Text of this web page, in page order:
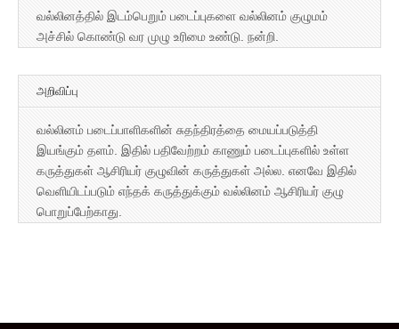
வல்லினத்தில் இடம்பெறும் படைப்புகளை வல்லினம் குழுமம்
அச்சில் கொண்டு வர முழு உரிமை உண்டு. நன்றி.
அறிவிப்பு
வல்லினம் படைப்பாளிகளின் சுதந்திரத்தை மையப்படுத்தி
இயங்கும் தளம். இதில் பதிவேற்றம் காணும் படைப்புகளில் உள்ள
கருத்துகள் ஆசிரியர் குழுவின் கருத்துகள் அல்ல. எனவே இதில்
வெளியிடப்படும் எந்தக் கருத்துக்கும் வல்லினம் ஆசிரியர் குழு
பொறுப்பேற்காது.